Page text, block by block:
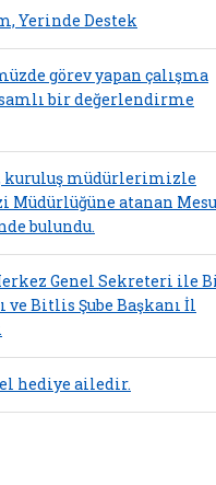
Yerinde Destek
görev yapan çalışma
bir değerlendirme
kuruluş müdürlerimizle
atanan
bulundu.
Genel Sekreteri ile
ve Bitlis Şube Başkanı İl
hediye ailedir.